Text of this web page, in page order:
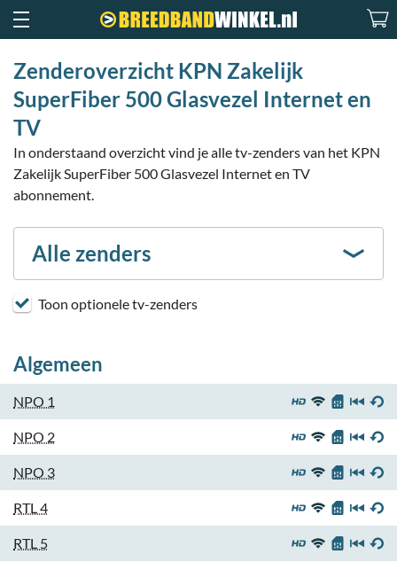
Zenderoverzicht KPN Zakelijk
SuperFiber 500 Glasvezel Internet en
TV
In onderstaand overzicht vind je alle tv-zenders van het KPN
Zakelijk SuperFiber 500 Glasvezel Internet en TV
abonnement.
Alle zenders
Toon optionele tv-zenders
Algemeen
NPO 1
NPO 2
NPO 3
RTL 4
RTL 5